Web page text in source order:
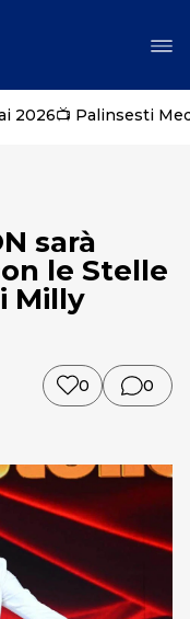
2026📺 Palinsesti
sarà
le Stelle
Milly
0 0